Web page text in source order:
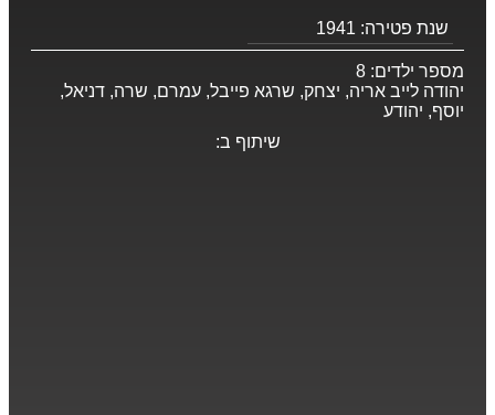
שנת פטירה: 1941
מספר ילדים: 8
יהודה לייב אריה, יצחק, שרגא פייבל, עמרם, שרה, דניאל,
יוסף, יהודע
שיתוף ב: